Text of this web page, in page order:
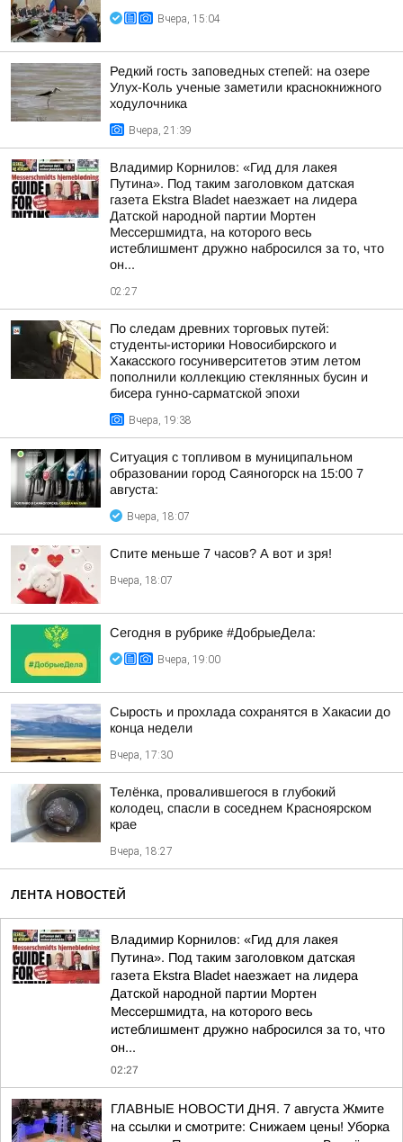
Вчера, 15:04
Редкий гость заповедных степей: на озере
Улух-Коль ученые заметили краснокнижного
ходулочника
Вчера, 21:39
Владимир Корнилов: «Гид для лакея
Путина». Под таким заголовком датская
газета Ekstra Bladet наезжает на лидера
Датской народной партии Мортен
Мессершмидта, на которого весь
истеблишмент дружно набросился за то, что
он...
02:27
По следам древних торговых путей:
студенты-историки Новосибирского и
Хакасского госуниверситетов этим летом
пополнили коллекцию стеклянных бусин и
бисера гунно-сарматской эпохи
Вчера, 19:38
Ситуация с топливом в муниципальном
образовании город Саяногорск на 15:00 7
августа:
Вчера, 18:07
Спите меньше 7 часов? А вот и зря!
Вчера, 18:07
Сегодня в рубрике #ДобрыеДела:
Вчера, 19:00
Сырость и прохлада сохранятся в Хакасии до
конца недели
Вчера, 17:30
Телёнка, провалившегося в глубокий
колодец, спасли в соседнем Красноярском
крае
Вчера, 18:27
ЛЕНТА НОВОСТЕЙ
Владимир Корнилов: «Гид для лакея
Путина». Под таким заголовком датская
газета Ekstra Bladet наезжает на лидера
Датской народной партии Мортен
Мессершмидта, на которого весь
истеблишмент дружно набросился за то, что
он...
02:27
ГЛАВНЫЕ НОВОСТИ ДНЯ. 7 августа Жмите
на ссылки и смотрите: Снижаем цены! Уборка